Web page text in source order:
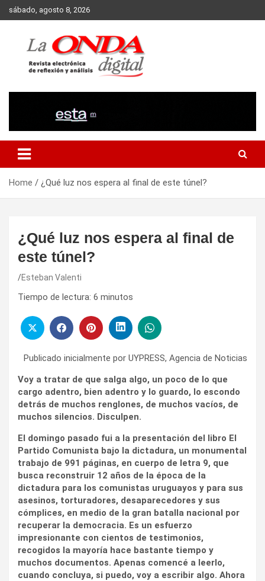
Skip
to
sábado, agosto 8, 2026
Home ¿Qué luz nos espera al final de este túnel?
¿Qué luz nos espera al final de
este túnel?
Esteban Valenti
Tiempo de lectura: 6 minutos
Publicado inicialmente por UYPRESS, Agencia de Noticias
Voy a tratar de que salga algo, un poco de lo que
cargo adentro, bien adentro y lo guardo, lo escondo
detrás de muchos renglones, de muchos vacíos, de
muchos silencios. Disculpen.
El domingo pasado fui a la presentación del libro El
Partido Comunista bajo la dictadura, un monumental
trabajo de 991 páginas, en cuerpo de letra 9, que
busca reconstruir 12 años de la época de la
dictadura para los comunistas uruguayos y para sus
asesinos, torturadores, desaparecedores y sus
cómplices, en medio de la gran batalla nacional por
recuperar la democracia. Es un esfuerzo
impresionante con cientos de testimonios,
recogidos la mayoría hace bastante tiempo y
muchos documentos. Apenas comencé a leerlo,
cuando concluya, si puedo, voy a escribir algo. Ahora